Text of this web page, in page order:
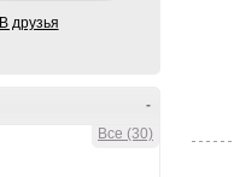
В друзья
-
Все (30)